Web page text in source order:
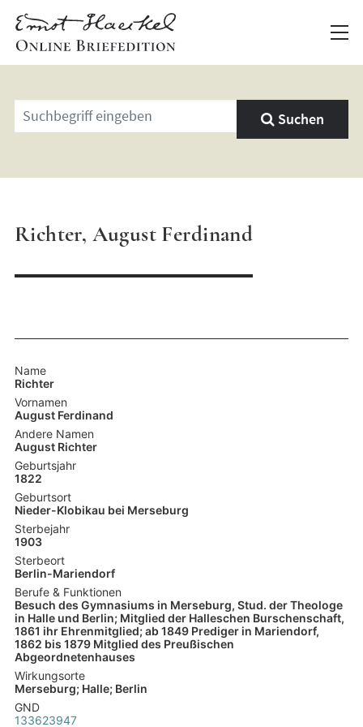
Geben
Sie
Suchbegriff
Suchen
Richter, August Ferdinand
Name
Richter
Vornamen
August Ferdinand
Andere Namen
August Richter
Geburtsjahr
1822
Geburtsort
Nieder-Klobikau bei Merseburg
Sterbejahr
1903
Sterbeort
Berlin-Mariendorf
Berufe & Funktionen
Besuch des Gymnasiums in Merseburg, Stud. der Theologe
in Halle und Berlin; Mitglied der Halleschen Burschenschaft,
1861 ihr Ehrenmitglied; ab 1849 Prediger in Mariendorf,
1862 bis 1879 Mitglied des Preußischen
Abgeordnetenhauses
Wirkungsorte
Merseburg; Halle; Berlin
GND
133623947